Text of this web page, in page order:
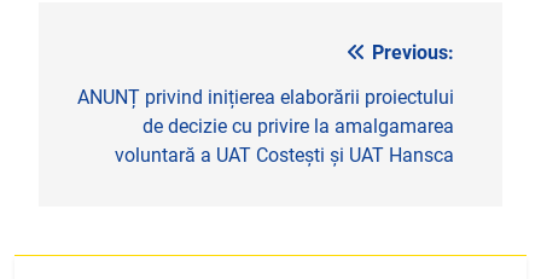
în
articole
Previous:
ANUNȚ privind inițierea elaborării proiectului
de decizie cu privire la amalgamarea
voluntară a UAT Costești și UAT Hansca